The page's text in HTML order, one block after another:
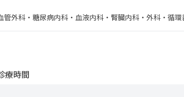
外科・​糖尿病内科・​血液内科・​腎臓内科・外科・​循環
療時間